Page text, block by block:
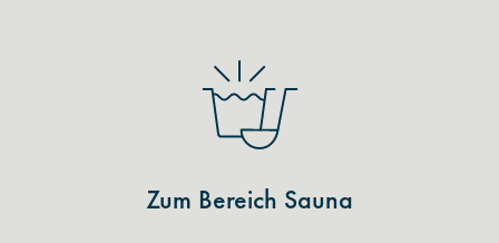
Zum Bereich Sauna